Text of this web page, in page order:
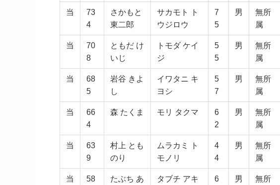
当
73
4
さかもと
東二郎
サカモト ト
ウジロウ
7
5
男
無所
属
当
70
8
ともだ け
いじ
トモダ ケイ
ジ
5
5
男
無所
属
当
68
5
岩谷 きよ
し
イワタニ キ
ヨシ
5
7
男
無所
属
当
66
4
森 たくま モリ タクマ
6
2
男
無所
属
当
63
9
村上 とも
のり
ムラカミ ト
モノリ
4
4
男
無所
属
当
58
たぶち あ
タブチ アキ
6
男
無所